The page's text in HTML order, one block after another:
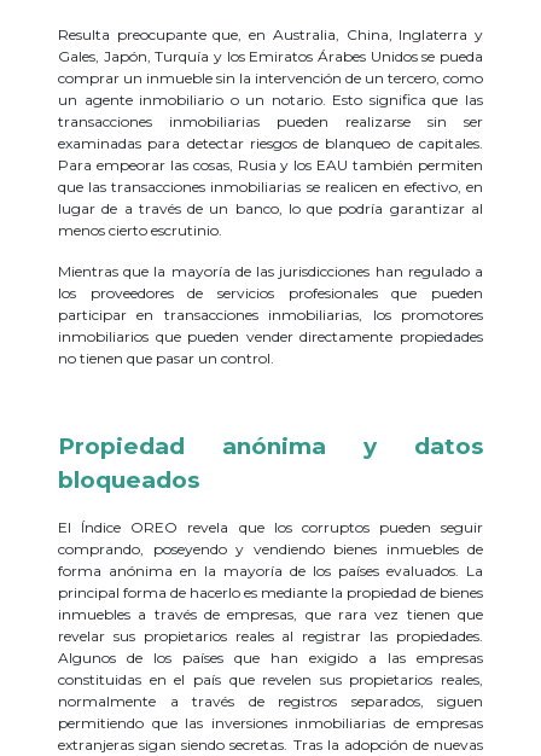
Resulta preocupante que, en Australia, China, Inglaterra y
Gales, Japón, Turquía y los Emiratos Árabes Unidos se pueda
comprar un inmueble sin la intervención de un tercero, como
un agente inmobiliario o un notario. Esto significa que las
transacciones inmobiliarias pueden realizarse sin ser
examinadas para detectar riesgos de blanqueo de capitales.
Para empeorar las cosas, Rusia y los EAU también permiten
que las transacciones inmobiliarias se realicen en efectivo, en
lugar de a través de un banco, lo que podría garantizar al
menos cierto escrutinio.
Mientras que la mayoría de las jurisdicciones han regulado a
los proveedores de servicios profesionales que pueden
participar en transacciones inmobiliarias, los promotores
inmobiliarios que pueden vender directamente propiedades
no tienen que pasar un control.
Propiedad anónima y datos
bloqueados
El Índice OREO revela que los corruptos pueden seguir
comprando, poseyendo y vendiendo bienes inmuebles de
forma anónima en la mayoría de los países evaluados. La
principal forma de hacerlo es mediante la propiedad de bienes
inmuebles a través de empresas, que rara vez tienen que
revelar sus propietarios reales al registrar las propiedades.
Algunos de los países que han exigido a las empresas
constituidas en el país que revelen sus propietarios reales,
normalmente a través de registros separados, siguen
permitiendo que las inversiones inmobiliarias de empresas
extranjeras sigan siendo secretas. Tras la adopción de nuevas